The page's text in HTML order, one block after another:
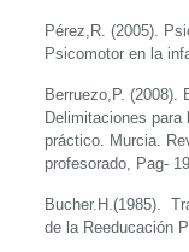
Pérez,R. (2005).
Psicomotor en la
Berruezo,P. (2008).
Delimitaciones
práctico. Murcia.
profesorado, Pag-
Bucher.H.(1985).
de la Reeducación